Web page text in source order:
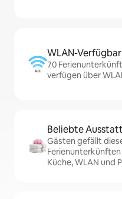
WLAN-
70
verfügen über
Beliebte
Gästen gefällt
Küche, WLAN und